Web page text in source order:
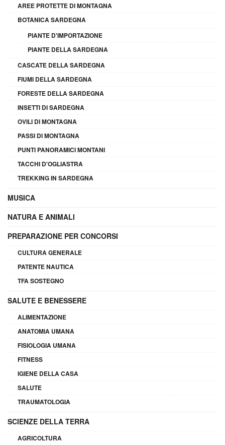
AREE PROTETTE DI MONTAGNA
BOTANICA SARDEGNA
PIANTE D'IMPORTAZIONE
PIANTE DELLA SARDEGNA
CASCATE DELLA SARDEGNA
FIUMI DELLA SARDEGNA
FORESTE DELLA SARDEGNA
INSETTI DI SARDEGNA
OVILI DI MONTAGNA
PASSI DI MONTAGNA
PUNTI PANORAMICI MONTANI
TACCHI D'OGLIASTRA
TREKKING IN SARDEGNA
MUSICA
NATURA E ANIMALI
PREPARAZIONE PER CONCORSI
CULTURA GENERALE
PATENTE NAUTICA
TFA SOSTEGNO
SALUTE E BENESSERE
ALIMENTAZIONE
ANATOMIA UMANA
FISIOLOGIA UMANA
FITNESS
IGIENE DELLA CASA
SALUTE
TRAUMATOLOGIA
SCIENZE DELLA TERRA
AGRICOLTURA